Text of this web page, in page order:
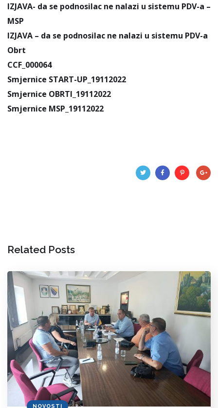
IZJAVA- da se podnosilac ne nalazi u sistemu PDV-a –
MSP
IZJAVA – da se podnosilac ne nalazi u sistemu PDV-a
Obrt
CCF_000064
Smjernice START-UP_19112022
Smjernice OBRTI_19112022
Smjernice MSP_19112022
Related Posts
NOVOSTI